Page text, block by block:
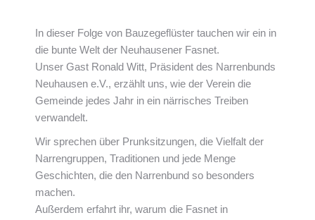
In dieser Folge von Bauzegeflüster tauchen wir ein in
die bunte Welt der Neuhausener Fasnet.
Unser Gast Ronald Witt, Präsident des Narrenbunds
Neuhausen e.V., erzählt uns, wie der Verein die
Gemeinde jedes Jahr in ein närrisches Treiben
verwandelt.
Wir sprechen über Prunksitzungen, die Vielfalt der
Narrengruppen, Traditionen und jede Menge
Geschichten, die den Narrenbund so besonders
machen.
Außerdem erfahrt ihr, warum die Fasnet in